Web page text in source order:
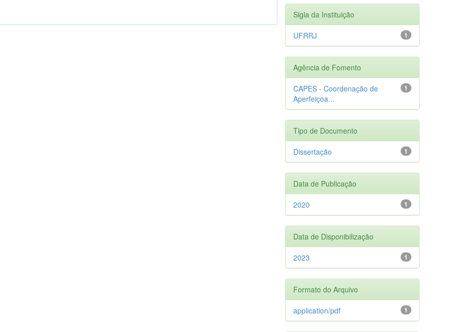
Sigla da Instituição
1
UFRRJ
Agência de Fomento
1
CAPES - Coordenação de
Aperfeiçoa...
Tipo de Documento
1
Dissertação
Data de Publicação
1
2020
Data de Disponibilização
1
2023
Formato do Arquivo
1
application/pdf